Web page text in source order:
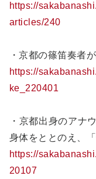
https://
articles/240
・京都の篠笛奏者
https://
ke_220401
・京都出身のアナ
身体をととのえ、
https://
20107